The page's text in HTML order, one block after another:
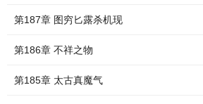
第187章 图穷匕露杀机现
第186章 不祥之物
第185章 太古真魔气